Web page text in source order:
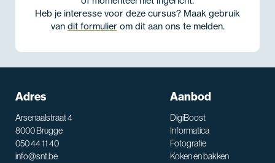
Heb je interesse voor deze cursus? Maak gebruik
van dit formulierom dit aan ons te melden.
Adres
Arsenaalstraat 4
8000 Brugge
050 44 11 40
info@snt.be
Aanbod
DigiBoost
Informatica
Fotografie
Koken en bakken